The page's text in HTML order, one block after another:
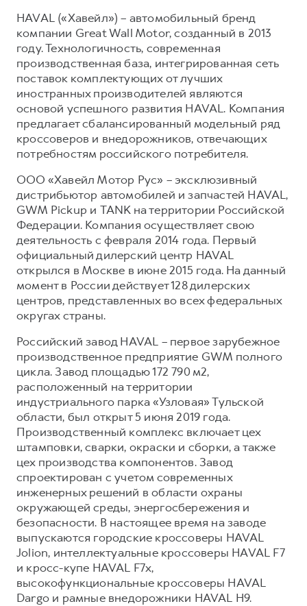
HAVAL («Хавейл») – автомобильный бренд
компании Great Wall Motor, созданный в 2013
году. Технологичность, современная
производственная база, интегрированная сеть
поставок комплектующих от лучших
иностранных производителей являются
основой успешного развития HAVAL. Компания
предлагает сбалансированный модельный ряд
кроссоверов и внедорожников, отвечающих
потребностям российского потребителя.
ООО «Хавейл Мотор Рус» – эксклюзивный
дистрибьютор автомобилей и запчастей HAVAL,
GWM Pickup и TANK на территории Российской
Федерации. Компания осуществляет свою
деятельность с февраля 2014 года. Первый
официальный дилерский центр HAVAL
открылся в Москве в июне 2015 года. На данный
момент в России действует 128 дилерских
центров, представленных во всех федеральных
округах страны.
Российский завод HAVAL – первое зарубежное
производственное предприятие GWM полного
цикла. Завод площадью 172 790 м2,
расположенный на территории
индустриального парка «Узловая» Тульской
области, был открыт 5 июня 2019 года.
Производственный комплекс включает цех
штамповки, сварки, окраски и сборки, а также
цех производства компонентов. Завод
спроектирован с учетом современных
инженерных решений в области охраны
окружающей среды, энергосбережения и
безопасности. В настоящее время на заводе
выпускаются городские кроссоверы HAVAL
Jolion, интеллектуальные кроссоверы HAVAL F7
и кросс-купе HAVAL F7x,
высокофункциональные кроссоверы HAVAL
Dargo и рамные внедорожники HAVAL H9.